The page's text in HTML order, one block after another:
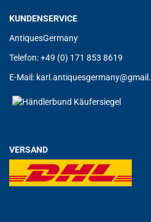
KUNDENSERVICE
AntiquesGermany
Telefon: +49 (0) 171 853 8619
E-Mail:
VERSAND